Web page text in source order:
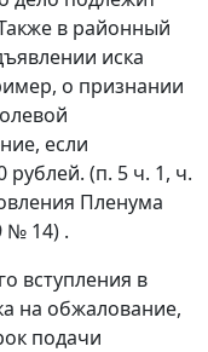
в районный
иска
о признании
если
(п. 5 ч. 1, ч.
Пленума
№ 14) .
вступления в
на обжалование,
подачи